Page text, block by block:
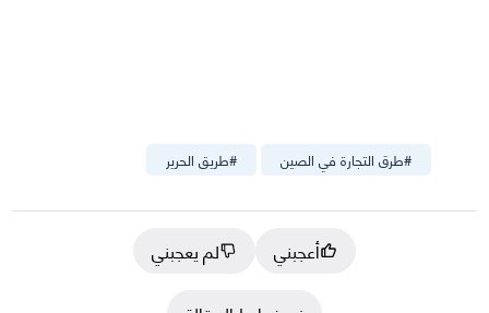
#طريق الحرير #طرق التجارة في الصين
أعجبني
لم يعجبني